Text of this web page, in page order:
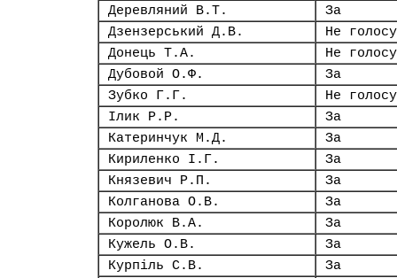
Деревляний В.Т.
За
Дзензерський Д.В.
Не
Донець Т.А.
Не
Дубовой О.Ф.
За
Зубко Г.Г.
Не
Ілик Р.Р.
За
Катеринчук М.Д.
За
Кириленко І.Г.
За
Князевич Р.П.
За
Колганова О.В.
За
Королюк В.А.
За
Кужель О.В.
За
Курпіль С.В.
За